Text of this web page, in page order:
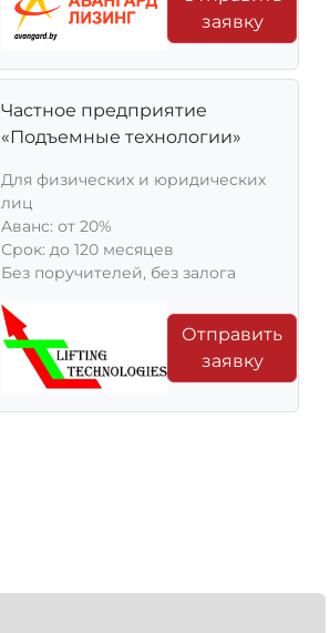
заявку
Частное предприятие
«Подъемные технологии»
Для физических и юридических
лиц
Aванс: от 20%
Срок: до 120 месяцев
Без поручителей, без залога
Отправить
заявку